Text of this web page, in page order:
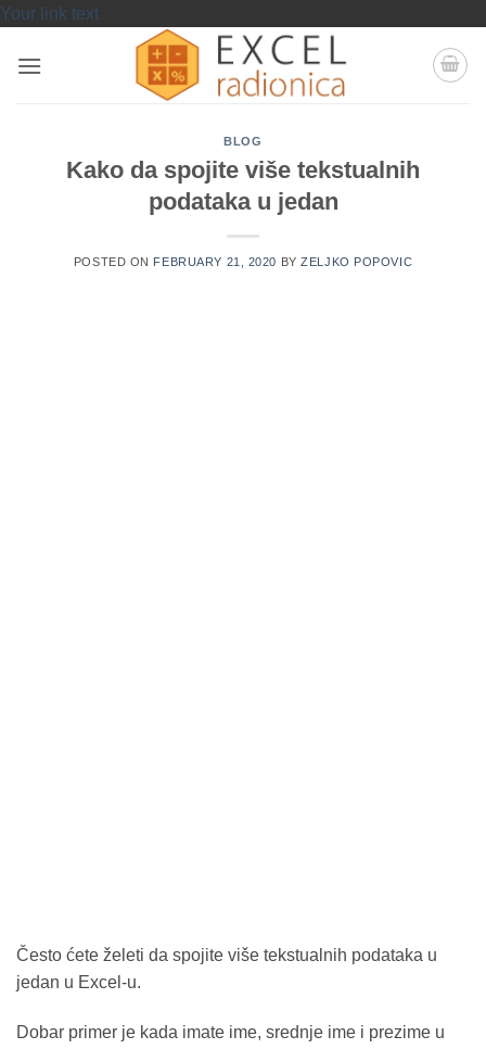
Your link textSkip
content
BLOG
Kako da spojite više tekstualnih
podataka u jedan
POSTED ON FEBRUARY 21, 2020 BYZELJKO POPOVIC
Često ćete želeti da spojite više tekstualnih podataka u
jedan u Excel-u.
Dobar primer je kada imate ime, srednje ime i prezime u